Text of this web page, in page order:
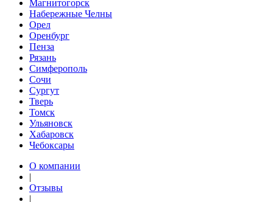
Магнитогорск
Набережные Челны
Орел
Оренбург
Пенза
Рязань
Симферополь
Сочи
Сургут
Тверь
Томск
Ульяновск
Хабаровск
Чебоксары
О компании
|
Отзывы
|